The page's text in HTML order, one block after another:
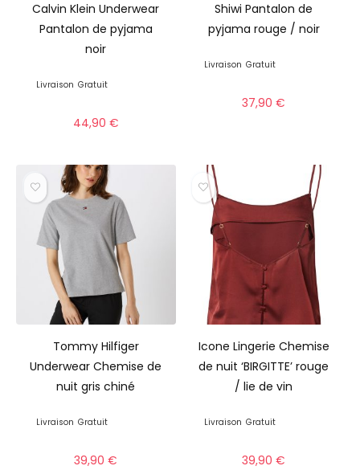
Calvin Klein Underwear
Pantalon de pyjama
noir
Livraison Gratuit
44,90 €
Shiwi Pantalon de
pyjama rouge / noir
Livraison Gratuit
37,90€
Tommy Hilfiger
Underwear Chemise de
nuit gris chiné
Livraison Gratuit
39,90€
Icone Lingerie Chemise
de nuit ‘BIRGITTE’ rouge
/ lie de vin
Livraison Gratuit
39,90€